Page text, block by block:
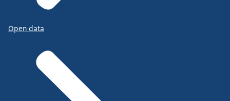
Open data